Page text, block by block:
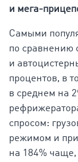
и мега-
Самыми
по сравнению
и
процентов, в
в среднем на
спросом:
режимом и
на 184%